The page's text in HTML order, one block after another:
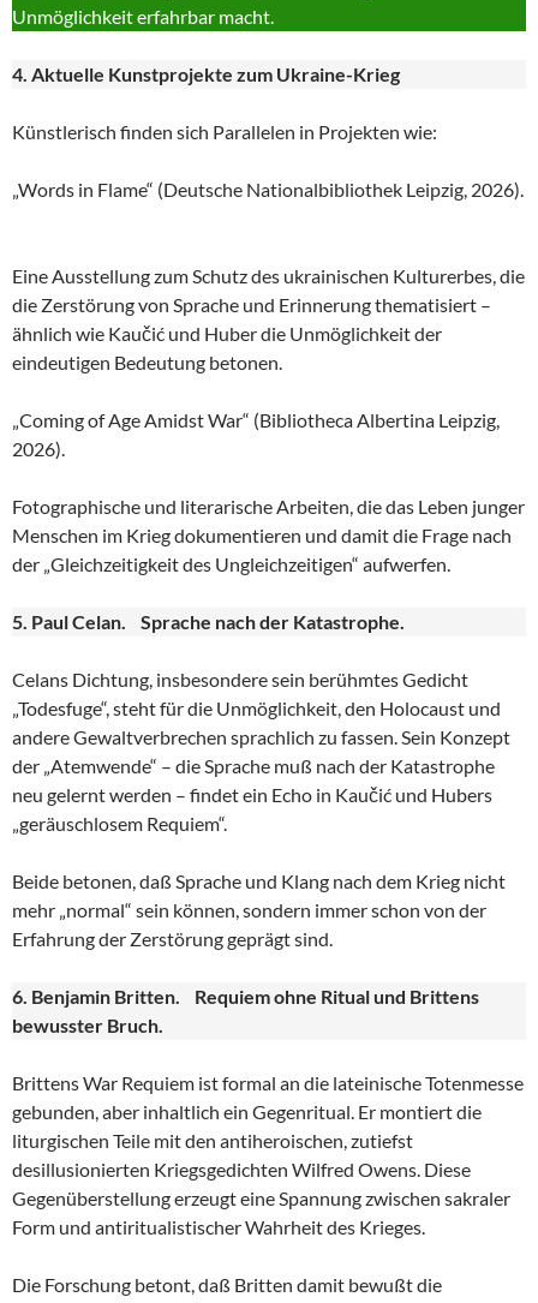
Unmöglichkeit erfahrbar macht.
4. Aktuelle Kunstprojekte zum Ukraine-Krieg
Künstlerisch finden sich Parallelen in Projekten wie:
„Words in Flame“ (Deutsche Nationalbibliothek Leipzig, 2026).
Eine Ausstellung zum Schutz des ukrainischen Kulturerbes, die
die Zerstörung von Sprache und Erinnerung thematisiert –
ähnlich wie Kaučić und Huber die Unmöglichkeit der
eindeutigen Bedeutung betonen.
„Coming of Age Amidst War“ (Bibliotheca Albertina Leipzig,
2026).
Fotographische und literarische Arbeiten, die das Leben junger
Menschen im Krieg dokumentieren und damit die Frage nach
der „Gleichzeitigkeit des Ungleichzeitigen“ aufwerfen.
5. Paul Celan. Sprache nach der Katastrophe.
Celans Dichtung, insbesondere sein berühmtes Gedicht
„Todesfuge“, steht für die Unmöglichkeit, den Holocaust und
andere Gewaltverbrechen sprachlich zu fassen. Sein Konzept
der „Atemwende“ – die Sprache muß nach der Katastrophe
neu gelernt werden – findet ein Echo in Kaučić und Hubers
„geräuschlosem Requiem“.
Beide betonen, daß Sprache und Klang nach dem Krieg nicht
mehr „normal“ sein können, sondern immer schon von der
Erfahrung der Zerstörung geprägt sind.
6. Benjamin Britten. Requiem ohne Ritual und Brittens
bewusster Bruch.
Brittens War Requiem ist formal an die lateinische Totenmesse
gebunden, aber inhaltlich ein Gegenritual. Er montiert die
liturgischen Teile mit den antiheroischen, zutiefst
desillusionierten Kriegsgedichten Wilfred Owens. Diese
Gegenüberstellung erzeugt eine Spannung zwischen sakraler
Form und antiritualistischer Wahrheit des Krieges.
Die Forschung betont, daß Britten damit bewußt die